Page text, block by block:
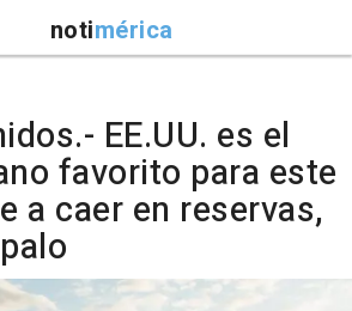
notimérica
EE.UU. es el
favorito para este
a caer en reservas,